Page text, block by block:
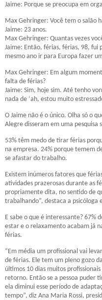
Jaime: Porque se preocupa em
Max Gehringer: Você tem o salão
Jaime: 23 anos.
Max Gehringer: Quantas vezes
Jaime: Então, férias, férias, 98, fui
mesmo ano ir para Europa fazer
Max Gehringer: Em algum
falta de férias?
Jaime: Sim, hoje sim. Até tenho
nada de ‘ah, estou muito
O Jaime não é o único. Olha só o
Alegre disseram em uma pesquisa
53% têm medo de tirar férias
na empresa. 24% porque temem
se afastar do trabalho.
Existem inúmeros fatores que
atividades prazerosas durante as
propriamente dita, no sentido de
trabalhando”, destaca a psicóloga
E sabe o que é interessante? 67%
estar e o relaxamento acabam já
férias.
“Em média um profissional vai
de férias. Ele tem um pleno gozo
últimos 10 dias muitos
retorno. Então se a pessoa puder
ela diminui esse período de
tempo”, diz Ana Maria Rossi,